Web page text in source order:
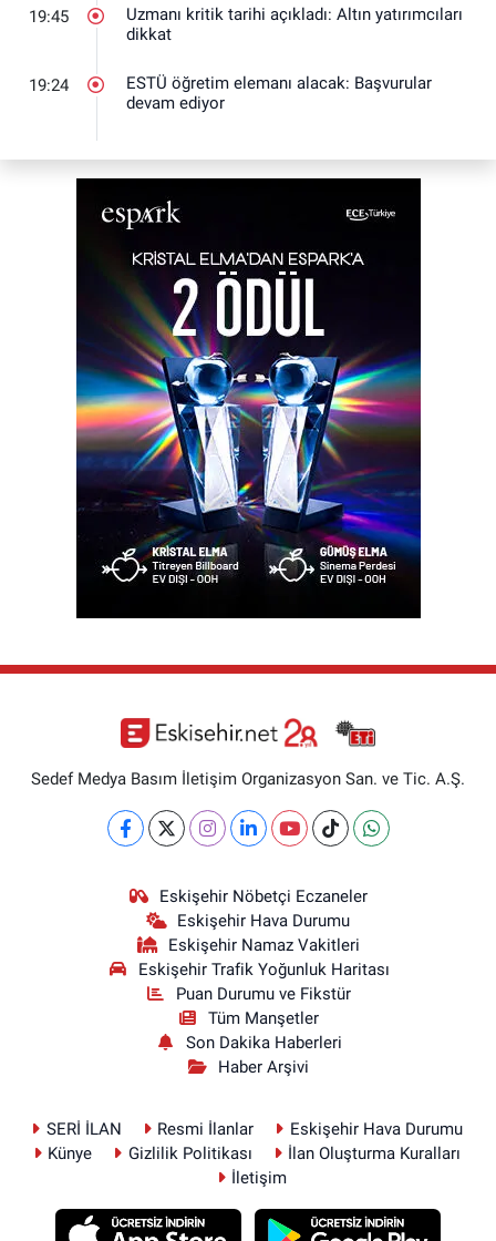
19:45
Uzmanı kritik tarihi açıkladı: Altın yatırımcıları
dikkat
19:24
ESTÜ öğretim elemanı alacak: Başvurular
devam ediyor
Sedef Medya Basım İletişim Organizasyon San. ve Tic. A.Ş.
Eskişehir Nöbetçi Eczaneler
Eskişehir Hava Durumu
Eskişehir Namaz Vakitleri
Eskişehir Trafik Yoğunluk Haritası
Puan Durumu ve Fikstür
Tüm Manşetler
Son Dakika Haberleri
Haber Arşivi
SERİ İLAN Resmi İlanlar
Eskişehir Hava Durumu
Künye
Gizlilik Politikası
İlan Oluşturma Kuralları
İletişim